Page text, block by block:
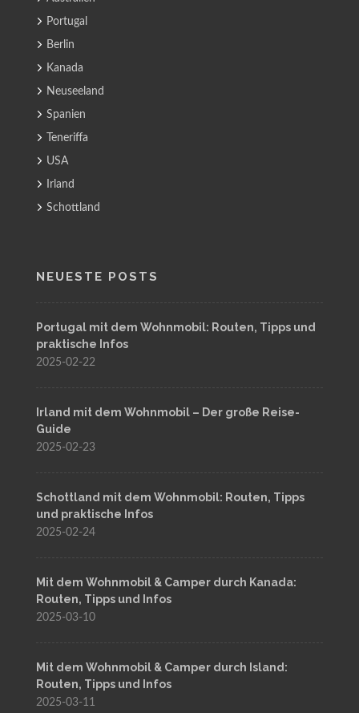
Portugal
Berlin
Kanada
Neuseeland
Spanien
Teneriffa
USA
Irland
Schottland
NEUESTE POSTS
Portugal mit dem Wohnmobil: Routen, Tipps und
praktische Infos
2025-02-22
Irland mit dem Wohnmobil – Der große Reise-
Guide
2025-02-23
Schottland mit dem Wohnmobil: Routen, Tipps
und praktische Infos
2025-02-24
Mit dem Wohnmobil & Camper durch Kanada:
Routen, Tipps und Infos
2025-03-10
Mit dem Wohnmobil & Camper durch Island:
Routen, Tipps und Infos
2025-03-11